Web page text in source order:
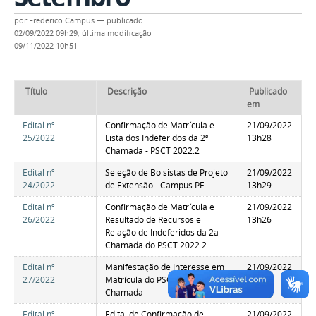
por Frederico Campus — publicado
02/09/2022 09h29, última modificação
09/11/2022 10h51
Título Descrição
Publicado
em
Edital nº
25/2022
Confirmação de Matrícula e
Lista dos Indeferidos da 2ª
Chamada - PSCT 2022.2
21/09/2022
13h28
Edital nº
24/2022
Seleção de Bolsistas de Projeto
de Extensão - Campus PF
21/09/2022
13h29
Edital nº
26/2022
Confirmação de Matrícula e
Resultado de Recursos e
Relação de Indeferidos da 2a
Chamada do PSCT 2022.2
21/09/2022
13h26
Edital nº
27/2022
Manifestação de Interesse em
Matrícula do PSCT 2022.2 - 3a
Chamada
21/09/2022
13h26